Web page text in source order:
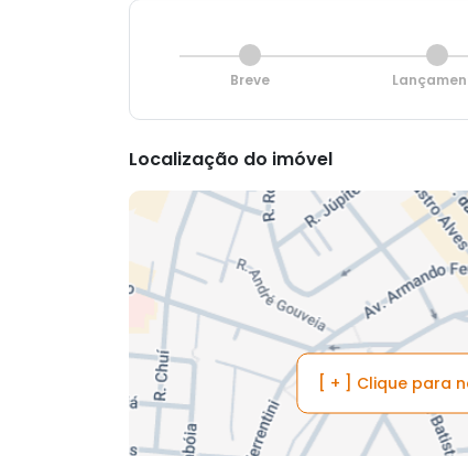
Breve
Localização do imóvel
[ + ] Clique para